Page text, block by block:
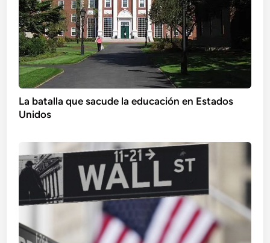
La batalla que sacude la educación en Estados
Unidos